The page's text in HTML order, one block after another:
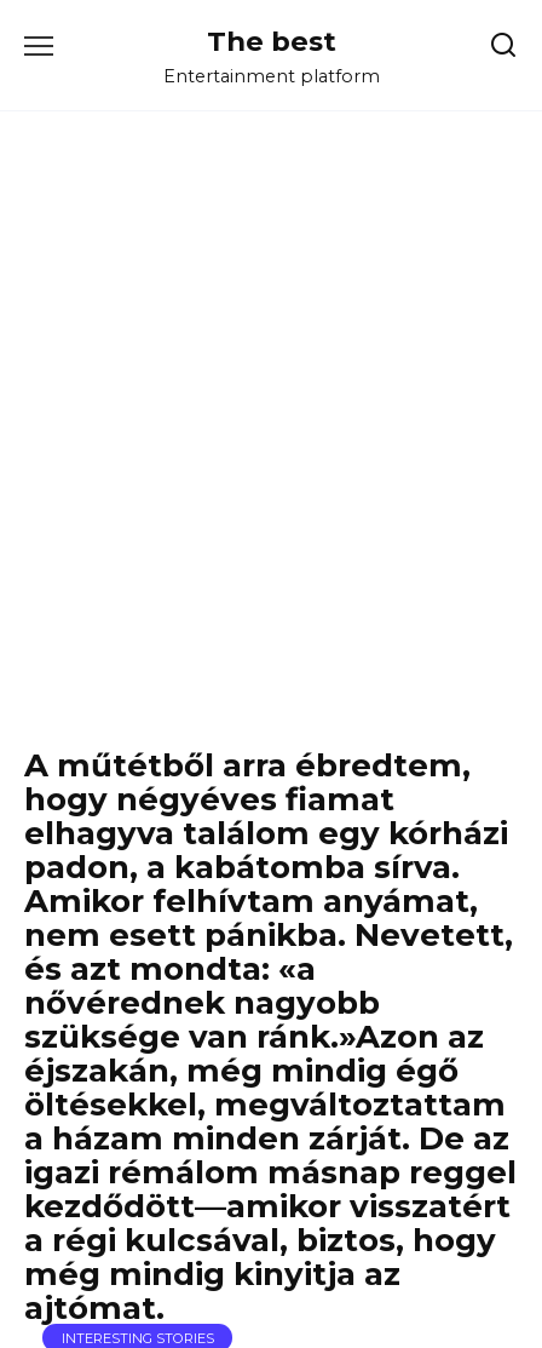
The best
Entertainment platform
A műtétből arra ébredtem,
hogy négyéves fiamat
elhagyva találom egy kórházi
padon, a kabátomba sírva.
Amikor felhívtam anyámat,
nem esett pánikba. Nevetett,
és azt mondta: «a
nővérednek nagyobb
szüksége van ránk.»Azon az
éjszakán, még mindig égő
öltésekkel, megváltoztattam
a házam minden zárját. De az
igazi rémálom másnap reggel
kezdődött—amikor visszatért
a régi kulcsával, biztos, hogy
még mindig kinyitja az
ajtómat.
INTERESTING STORIES